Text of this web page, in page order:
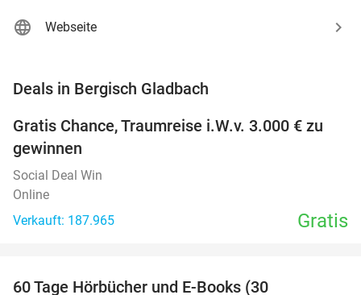
Webseite
Deals in Bergisch Gladbach
Gratis Chance, Traumreise i.W.v. 3.000 € zu
gewinnen
Social Deal Win
Online
Verkauft: 187.965
Gratis
60 Tage Hörbücher und E-Books (30